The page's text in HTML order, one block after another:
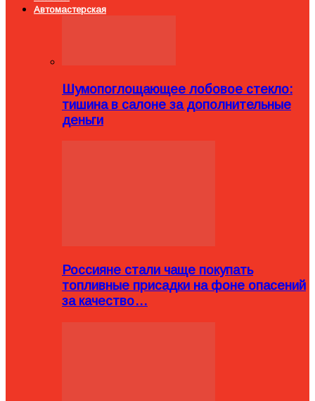
Автомастерская
Шумопоглощающее лобовое стекло:
тишина в салоне за дополнительные
деньги
Россияне стали чаще покупать
топливные присадки на фоне опасений
за качество…